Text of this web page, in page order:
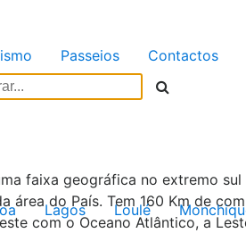
Passeios Contactos
faixa geográfica no extremo
área do País. Tem 160 Km de
com o Oceano Atlântico, a
Lagos Loulé